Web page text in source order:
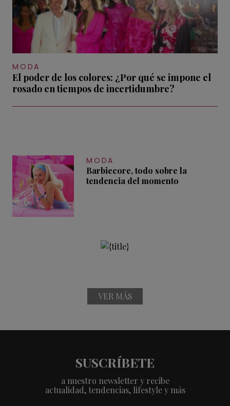
MODA
El poder de los colores: ¿Por qué se impone el
rosado en tiempos de incertidumbre?
MODA
Barbiecore, todo sobre la
tendencia del momento
VER MÁS
SUSCRÍBETE
a nuestro newsletter y recibe
actualidad, tendencias, lifestyle y más